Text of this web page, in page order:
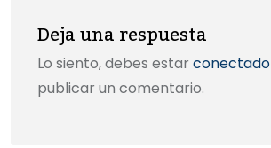
Deja una respuesta
Lo siento, debes estar conectado
publicar un comentario.